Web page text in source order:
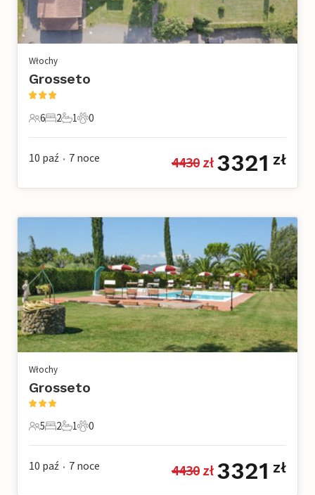
Włochy
Grosseto
6 Goście
6
2 Sypialnie
2
1 Łazienka
1
0 Zwierzęta domowe
0
10 paź • 7 noce 4430 zł 3321 zł
Włochy
Grosseto
5 Goście
5
2 Sypialnie
2
1 Łazienka
1
0 Zwierzęta domowe
0
10 paź • 7 noce 4430 zł 3321 zł